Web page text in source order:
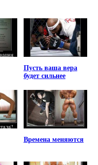
Пусть ваша вера
будет сильнее
Времена меняются